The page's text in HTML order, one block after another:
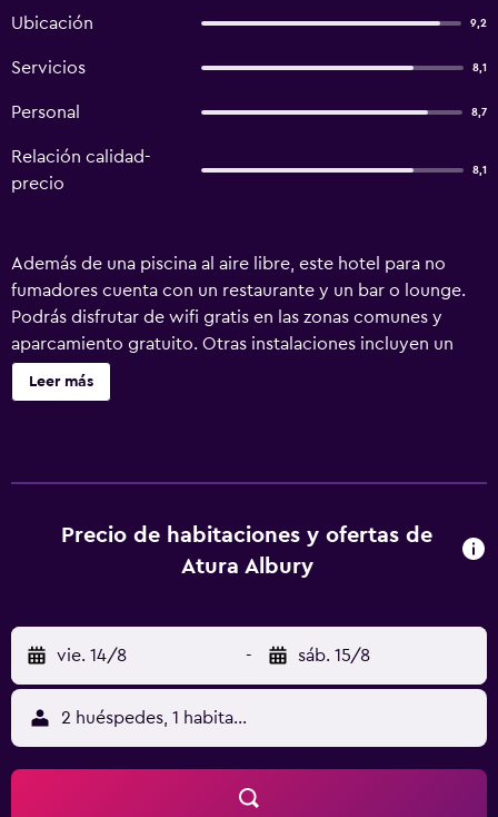
Ubicación 9,2
Servicios 8,1
Personal 8,7
Relación calidad-
precio
8,1
Además de una piscina al aire libre, este hotel para no
fumadores cuenta con un restaurante y un bar o lounge.
Podrás disfrutar de wifi gratis en las zonas comunes y
aparcamiento gratuito. Otras instalaciones incluyen un
bar-cafetería, una piscina de temporada y servicio de
tintorería. Se incluye un servicio de limpieza semanal.
artículos de higiene personal gratuitos y secador de pelo.
Los huéspedes pueden navegar por la web gracias a
en viaje de negocios se incluyen escritorio, sillas de
oficina y teléfono. Se ofrece servicio de limpieza todos los
días. Los servicios de ocio y esparcimiento en este hotel
incluyen una piscina al aire libre. Se pueden practicar las
actividades de ocio y esparcimiento que se indican más
abajo en las instalaciones o cerca del alojamiento (es
posible que se aplique un recargo).
Leer más
Precio de habitaciones y ofertas de
Atura Albury
vie. 14/8 - sáb. 15/8
2 huéspedes, 1 habitación